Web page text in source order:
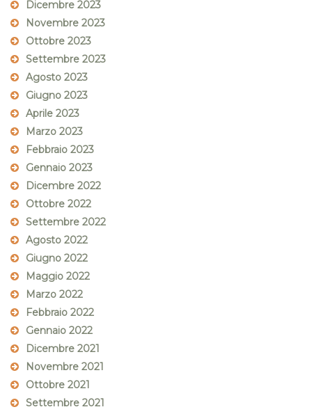
Dicembre 2023
Novembre 2023
Ottobre 2023
Settembre 2023
Agosto 2023
Giugno 2023
Aprile 2023
Marzo 2023
Febbraio 2023
Gennaio 2023
Dicembre 2022
Ottobre 2022
Settembre 2022
Agosto 2022
Giugno 2022
Maggio 2022
Marzo 2022
Febbraio 2022
Gennaio 2022
Dicembre 2021
Novembre 2021
Ottobre 2021
Settembre 2021